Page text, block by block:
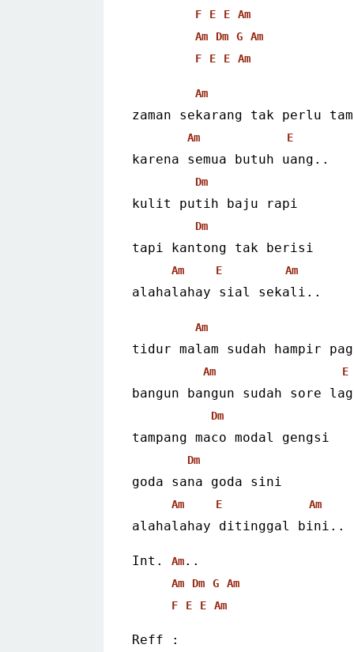
F
E E
Am
Am
Dm G
Am
F
E E Am
Am
zaman sekarang tak perlu
Am E
karena semua butuh uang..
Dm
kulit putih baju rapi
Dm
tapi kantong tak berisi
Am E Am
alahalahay sial sekali..
Am
tidur malam sudah hampir
Am E
bangun bangun sudah sore
Dm
tampang maco modal gengsi
Dm
goda sana goda sini
Am E Am
alahalahay ditinggal bini..
Int. Am..
Am Dm G
Am
F
E E Am
Reff :